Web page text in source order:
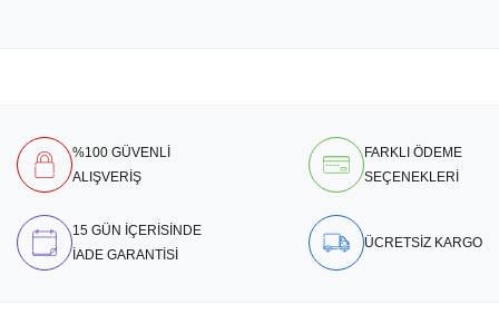
%100 GÜVENLİ
ALIŞVERİŞ
FARKLI ÖDEME
SEÇENEKLERİ
15 GÜN İÇERİSİNDE
İADE GARANTİSİ
ÜCRETSİZ KARGO